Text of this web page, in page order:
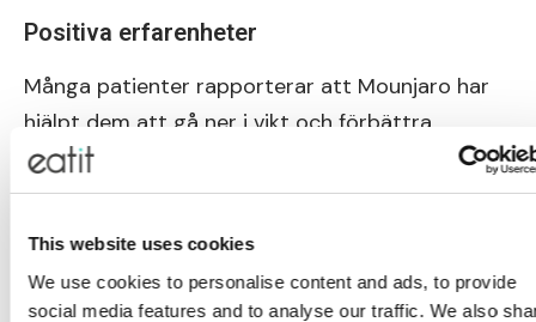
This website uses cookies
We use cookies to personalise content and ads, to provide
social media features and to analyse our traffic. We also
Positiva erfarenheter
Många patienter rapporterar att Mounjaro har
hjälpt dem att gå ner i vikt och förbättra
blodsockerkontrollen. Enligt kliniska studier har
patienter som använt Mounjaro sett en
genomsnittlig viktminskning på upp till 23 % av
ett av de mest effektiva läkemedlen för